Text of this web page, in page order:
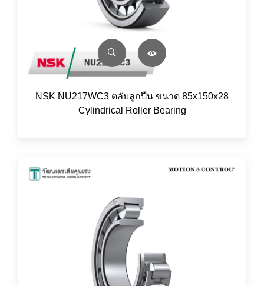
NSK NU217WC3 ตลับลูกปืน ขนาด 85x150x28
Cylindrical Roller Bearing